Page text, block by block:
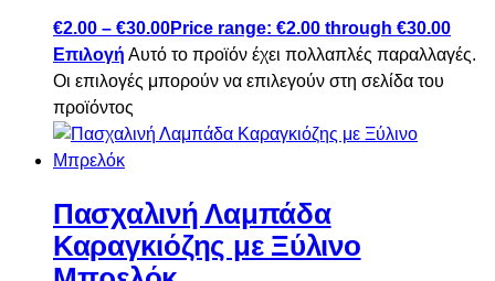
€2.00 – €30.00Price range: €2.00 through €30.00
Επιλογή Αυτό το προϊόν έχει πολλαπλές παραλλαγές.
Οι επιλογές μπορούν να επιλεγούν στη σελίδα του
προϊόντος
Πασχαλινή Λαμπάδα
Καραγκιόζης με Ξύλινο